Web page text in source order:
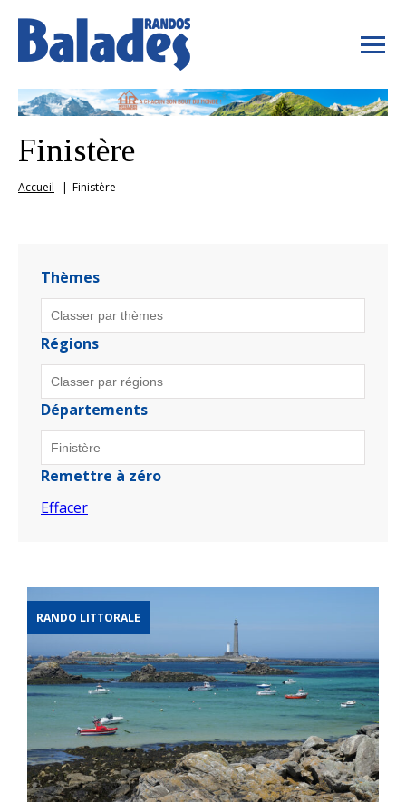
Finistère
Accueil Finistère
Thèmes
Régions
Départements
Remettre à zéro
Effacer
RANDO LITTORALE